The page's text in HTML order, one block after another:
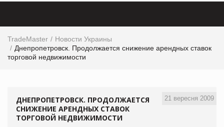
TradeMaster
Новости Украины
Днепропетровск. Продолжается снижение арендных ставок
торговой недвижимости
21 вересня 2009
ДНЕПРОПЕТРОВСК. ПРОДОЛЖАЕТСЯ
СНИЖЕНИЕ АРЕНДНЫХ СТАВОК
ТОРГОВОЙ НЕДВИЖИМОСТИ